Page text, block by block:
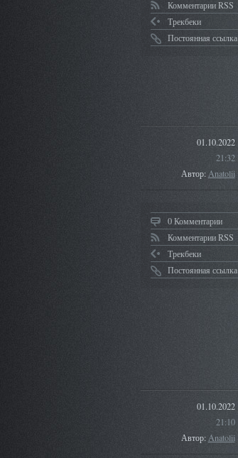
Комментарии RSS
Трекбеки
Постоянная ссылка
01.10.2022
21:32
Автор:Anatolii
0 Комментарии
Комментарии RSS
Трекбеки
Постоянная ссылка
01.10.2022
21:10
Автор:Anatolii